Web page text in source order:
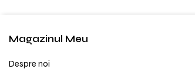
Magazinul Meu
Despre noi